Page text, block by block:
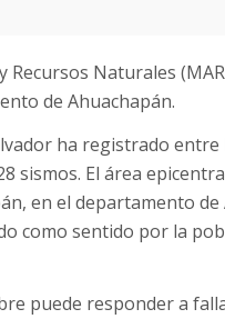
Recursos Naturales
de Ahuachapán.
ha registrado
sismos. El área
en el departamento
como sentido por la
puede responder a